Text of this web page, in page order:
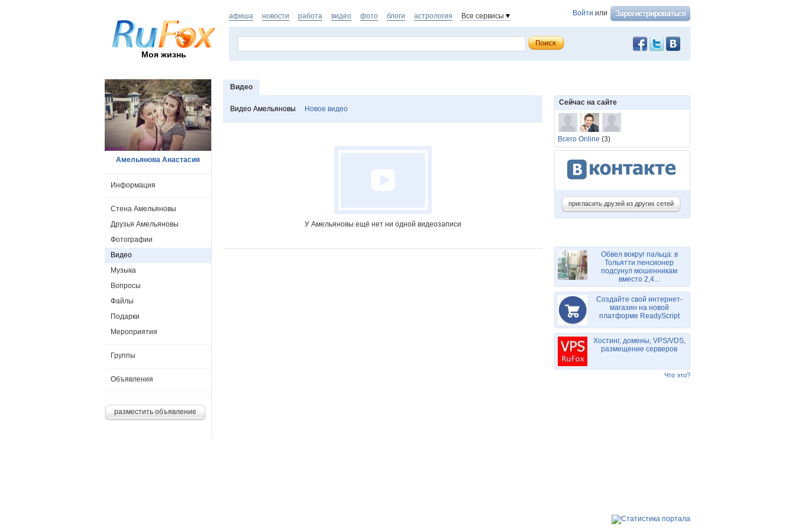
Моя жизнь
Войти или
афиша новости работа видео фото блоги астрология Все сервисы
Видео
Видео Амельяновы Новое видео
У Амельяновы ещё нет ни одной видеозаписи
Амельянова Анастасия
Информация
Стена Амельяновы
Друзья Амельяновы
Фотографии
Видео
Музыка
Вопросы
Файлы
Подарки
Мероприятия
Группы
Объявления
разместить объявление
Сейчас на сайте
Всего Online (3)
пригласить друзей из других сетей
Обвел вокруг пальца: в
Тольятти пенсионер
подсунул мошенникам
вместо 2,4...
Создайте свой интернет-
магазин на новой
платформе ReadyScript
Хостинг, домены, VPS/VDS,
размещение серверов
Что это?